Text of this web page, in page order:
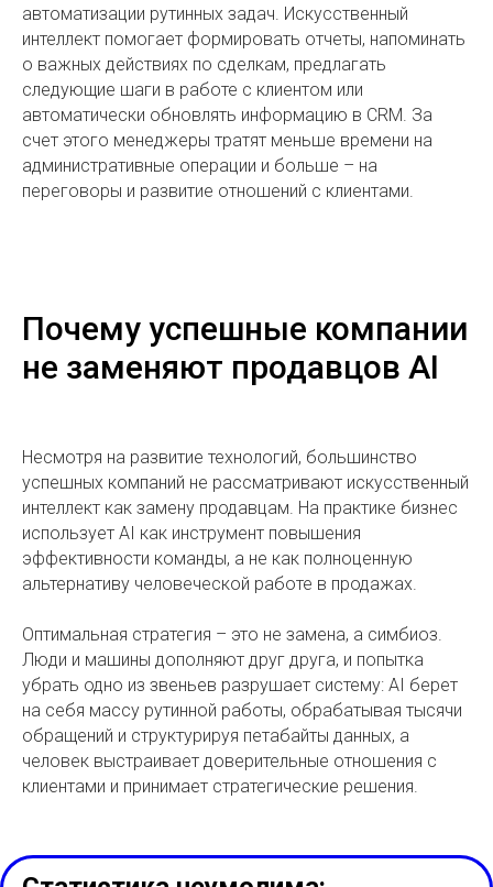
автоматизации рутинных задач. Искусственный
интеллект помогает формировать отчеты, напоминать
о важных действиях по сделкам, предлагать
следующие шаги в работе с клиентом или
автоматически обновлять информацию в CRM. За
счет этого менеджеры тратят меньше времени на
административные операции и больше – на
переговоры и развитие отношений с клиентами.
Почему успешные компании
не заменяют продавцов AI
Несмотря на развитие технологий, большинство
успешных компаний не рассматривают искусственный
интеллект как замену продавцам. На практике бизнес
использует AI как инструмент повышения
эффективности команды, а не как полноценную
альтернативу человеческой работе в продажах.
Оптимальная стратегия – это не замена, а симбиоз.
Люди и машины дополняют друг друга, и попытка
убрать одно из звеньев разрушает систему: AI берет
на себя массу рутинной работы, обрабатывая тысячи
обращений и структурируя петабайты данных, а
человек выстраивает доверительные отношения с
клиентами и принимает стратегические решения.